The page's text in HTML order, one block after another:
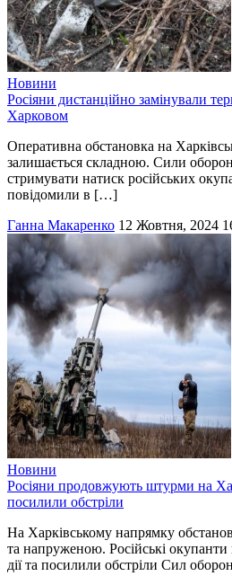
Новини
Росіяни дистанційно замінували
Харковом
Оперативна обстановка на
залишається складною. Сили
стримувати натиск російських
повідомили в […]
Ганна Макаренко 12 Жовтня, 2024
Новини
Росіяни продовжують штурми на
посилили обстріли
На Харківському напрямку
та напруженою. Російські
дії та посилили обстріли Сил